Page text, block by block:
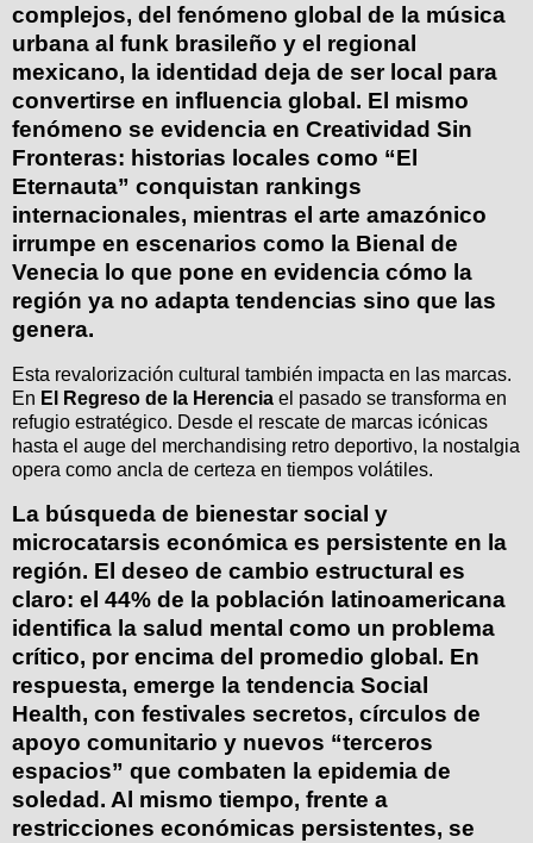
complejos, del fenómeno global de la música
urbana al funk brasileño y el regional
mexicano, la identidad deja de ser local para
convertirse en influencia global. El mismo
fenómeno se evidencia en Creatividad Sin
Fronteras: historias locales como “El
Eternauta” conquistan rankings
internacionales, mientras el arte amazónico
irrumpe en escenarios como la Bienal de
Venecia lo que pone en evidencia cómo la
región ya no adapta tendencias sino que las
genera.
Esta revalorización cultural también impacta en las marcas.
En El Regreso de la Herencia el pasado se transforma en
refugio estratégico. Desde el rescate de marcas icónicas
hasta el auge del merchandising retro deportivo, la nostalgia
opera como ancla de certeza en tiempos volátiles.
La búsqueda de bienestar social y
microcatarsis económica es persistente en la
región. El deseo de cambio estructural es
claro: el 44% de la población latinoamericana
identifica la salud mental como un problema
crítico, por encima del promedio global. En
respuesta, emerge la tendencia Social
Health, con festivales secretos, círculos de
apoyo comunitario y nuevos “terceros
espacios” que combaten la epidemia de
soledad. Al mismo tiempo, frente a
restricciones económicas persistentes, se